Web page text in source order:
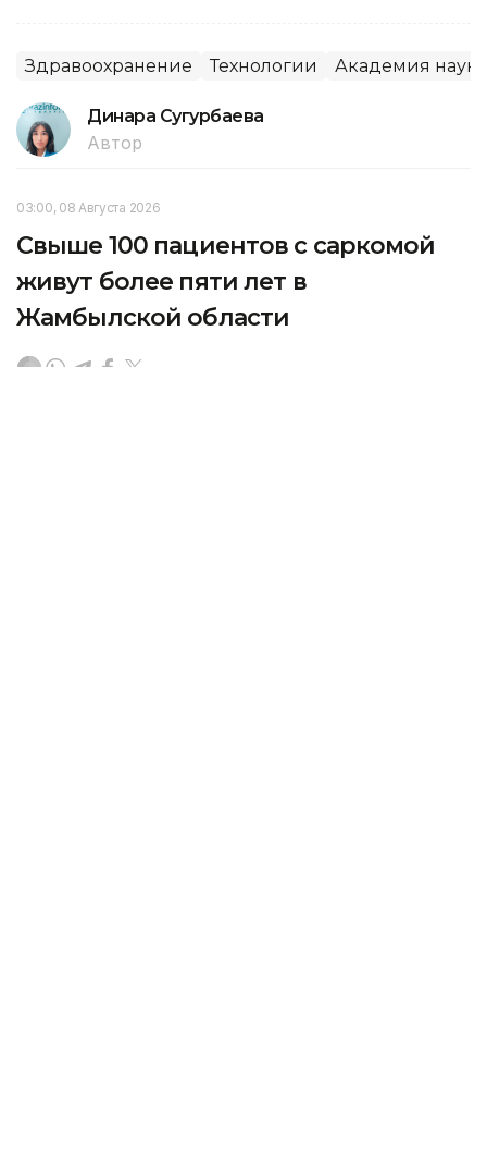
Здравоохранение Технологии Академия наук
Динара Сугурбаева
Автор
03:00, 08 Августа 2026
Свыше 100 пациентов с саркомой
живут более пяти лет в
Жамбылской области